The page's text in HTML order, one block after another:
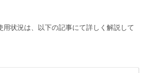
状況は、以下の記事にて詳しく解説して